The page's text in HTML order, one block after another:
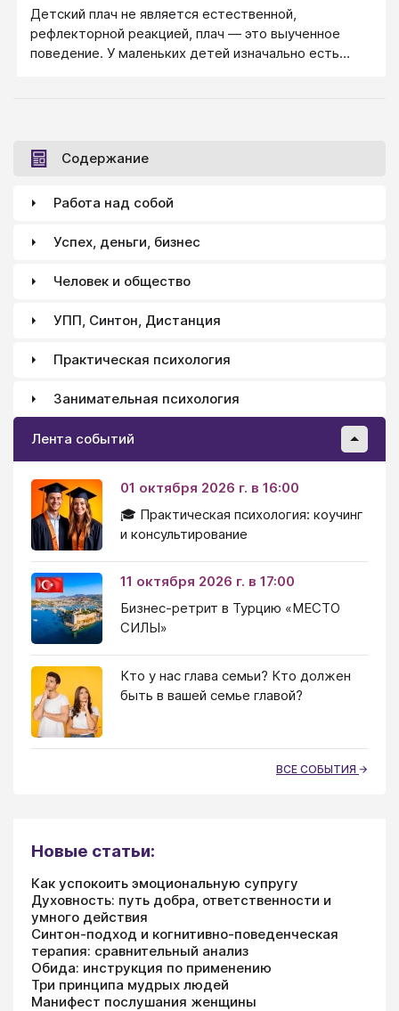
Детский плач не является естественной,
рефлекторной реакцией, плач — это выученное
поведение. У маленьких детей изначально есть
Содержание
Работа над собой
Успех, деньги, бизнес
Человек и общество
УПП, Синтон, Дистанция
Практическая психология
Занимательная психология
Лента событий
01 октября 2026 г. в 16:00
🎓 Практическая психология: коучинг
и консультирование
11 октября 2026 г. в 17:00
Бизнес-ретрит в Турцию «МЕСТО
СИЛЫ»
Кто у нас глава семьи? Кто должен
быть в вашей семье главой?
ВСЕ СОБЫТИЯ
Новые статьи:
Как успокоить эмоциональную супругу
Духовность: путь добра, ответственности и
умного действия
Синтон-подход и когнитивно-поведенческая
терапия: сравнительный анализ
Обида: инструкция по применению
Три принципа мудрых людей
Манифест послушания женщины